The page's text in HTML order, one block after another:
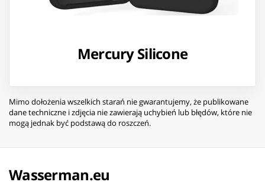
Mercury Silicone
Mimo dołożenia wszelkich starań nie gwarantujemy, że publikowane
dane techniczne i zdjęcia nie zawierają uchybień lub błędów, które nie
mogą jednak być podstawą do roszczeń.
Wasserman.eu